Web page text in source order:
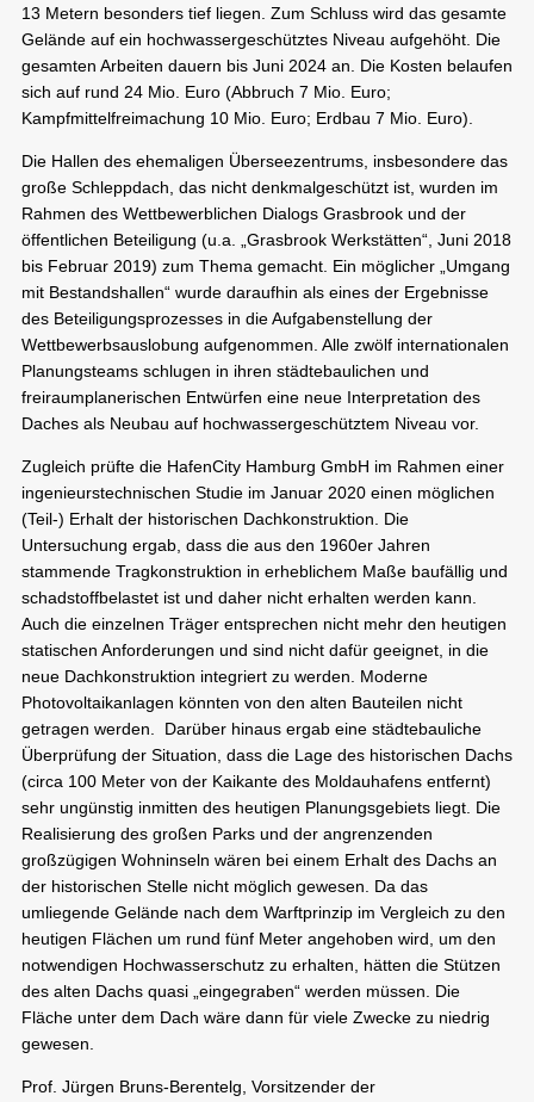
13 Metern besonders tief liegen. Zum Schluss wird das gesamte
Gelände auf ein hochwassergeschütztes Niveau aufgehöht. Die
gesamten Arbeiten dauern bis Juni 2024 an. Die Kosten belaufen
sich auf rund 24 Mio. Euro (Abbruch 7 Mio. Euro;
Kampfmittelfreimachung 10 Mio. Euro; Erdbau 7 Mio. Euro).
Die Hallen des ehemaligen Überseezentrums, insbesondere das
große Schleppdach, das nicht denkmalgeschützt ist, wurden im
Rahmen des Wettbewerblichen Dialogs Grasbrook und der
öffentlichen Beteiligung (u.a. „Grasbrook Werkstätten“, Juni 2018
bis Februar 2019) zum Thema gemacht. Ein möglicher „Umgang
mit Bestandshallen“ wurde daraufhin als eines der Ergebnisse
des Beteiligungsprozesses in die Aufgabenstellung der
Wettbewerbsauslobung aufgenommen. Alle zwölf internationalen
Planungsteams schlugen in ihren städtebaulichen und
freiraumplanerischen Entwürfen eine neue Interpretation des
Daches als Neubau auf hochwassergeschütztem Niveau vor.
Zugleich prüfte die HafenCity Hamburg GmbH im Rahmen einer
ingenieurstechnischen Studie im Januar 2020 einen möglichen
(Teil-) Erhalt der historischen Dachkonstruktion. Die
Untersuchung ergab, dass die aus den 1960er Jahren
stammende Tragkonstruktion in erheblichem Maße baufällig und
schadstoffbelastet ist und daher nicht erhalten werden kann.
Auch die einzelnen Träger entsprechen nicht mehr den heutigen
statischen Anforderungen und sind nicht dafür geeignet, in die
neue Dachkonstruktion integriert zu werden. Moderne
Photovoltaikanlagen könnten von den alten Bauteilen nicht
getragen werden. Darüber hinaus ergab eine städtebauliche
Überprüfung der Situation, dass die Lage des historischen Dachs
(circa 100 Meter von der Kaikante des Moldauhafens entfernt)
sehr ungünstig inmitten des heutigen Planungsgebiets liegt. Die
Realisierung des großen Parks und der angrenzenden
großzügigen Wohninseln wären bei einem Erhalt des Dachs an
der historischen Stelle nicht möglich gewesen. Da das
umliegende Gelände nach dem Warftprinzip im Vergleich zu den
heutigen Flächen um rund fünf Meter angehoben wird, um den
notwendigen Hochwasserschutz zu erhalten, hätten die Stützen
des alten Dachs quasi „eingegraben“ werden müssen. Die
Fläche unter dem Dach wäre dann für viele Zwecke zu niedrig
gewesen.
Prof. Jürgen Bruns-Berentelg, Vorsitzender der